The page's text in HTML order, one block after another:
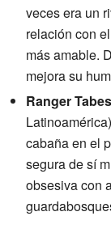
veces era un
relación con
más amable.
mejora su
Ranger Tabes
cabaña en el
segura de sí
obsesiva con